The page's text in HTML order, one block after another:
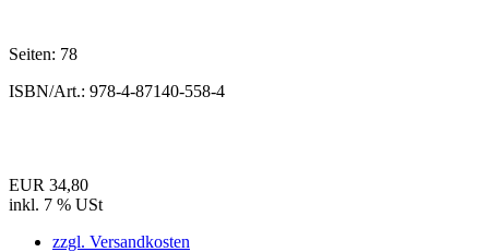
Seiten: 78
ISBN/Art.: 978-4-87140-558-4
EUR 34,80
inkl. 7 % USt
zzgl. Versandkosten